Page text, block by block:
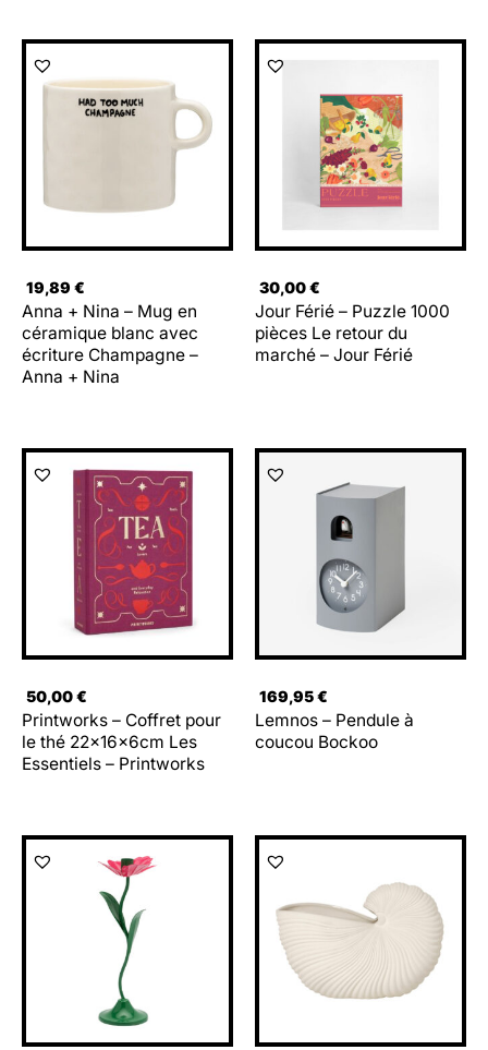
19,89 €
Anna + Nina – Mug en
céramique blanc avec
écriture Champagne –
Anna + Nina
30,00€
Jour Férié – Puzzle 1000
pièces Le retour du
marché – Jour Férié
50,00€
Printworks – Coffret pour
le thé 22x16x6cm Les
Essentiels – Printworks
169,95€
Lemnos – Pendule à
coucou Bockoo